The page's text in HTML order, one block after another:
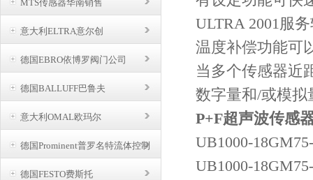
MTS传感器华南销售
意大利ELTRA意尔创
德国EBRO依博罗阀门公司
德国BALLUFF巴鲁夫
意大利OMAL欧玛尔
德国Prominent普罗名特流体控制
德国FESTO费斯托
ULTRA 2001服
温度补偿功能可
当多个传感器近
数字量和/或模拟
P+F超声波传感
UB1000-
UB1000-